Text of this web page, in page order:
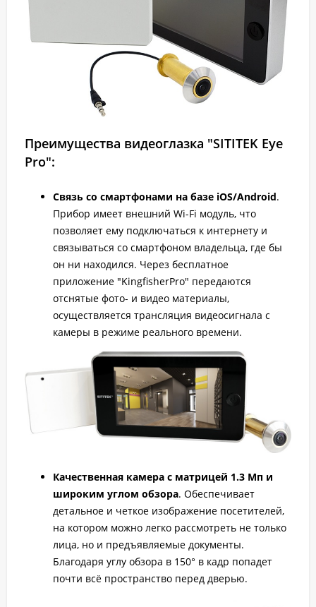
Преимущества видеоглазка "SITITEK Eye
Pro":
Связь со смартфонами на базе iOS/Android.
Прибор имеет внешний Wi-Fi модуль, что
позволяет ему подключаться к интернету и
связываться со смартфоном владельца, где бы
он ни находился. Через бесплатное
приложение "KingfisherPro" передаются
отснятые фото- и видео материалы,
осуществляется трансляция видеосигнала с
камеры в режиме реального времени.
Качественная камера с матрицей 1.3 Мп и
широким углом обзора. Обеспечивает
детальное и четкое изображение посетителей,
на котором можно легко рассмотреть не только
лица, но и предъявляемые документы.
Благодаря углу обзора в 150° в кадр попадет
почти всё пространство перед дверью.